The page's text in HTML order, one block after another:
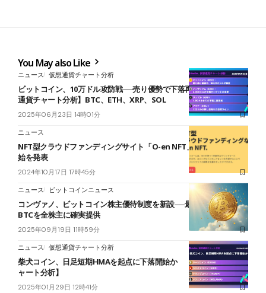
You May also Like
ニュース 仮想通貨チャート分析
ビットコイン、10万ドル攻防戦──売り優勢で下落再開の兆し【仮想
通貨チャート分析】BTC、ETH、XRP、SOL
2025年06月23日 14時01分
ニュース
NFT型クラウドファンディングサイト「O-en NFT」、サービスを開
始を発表
2024年10月17日 17時45分
ニュース ビットコインニュース
コンヴァノ、ビットコイン株主優待制度を新設──最大年1万円相当の
BTCを全株主に確実提供
2025年09月19日 11時59分
ニュース 仮想通貨チャート分析
柴犬コイン、日足短期HMAを起点に下落開始か 【ミームコインチ
ャート分析】
2025年01月29日 12時41分